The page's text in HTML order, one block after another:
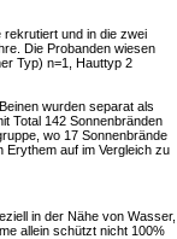
rekrutiert und in die zwei
Die Probanden wiesen
Typ) n=1, Hauttyp 2
wurden separat als
Total 142 Sonnenbränden
wo 17 Sonnenbrände
Erythem auf im Vergleich zu
in der Nähe von Wasser,
allein schützt nicht 100%